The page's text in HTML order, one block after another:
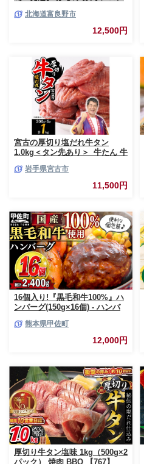
市 (相馬農園) メロン フルーツ
果物 新鮮 甘い 贈り物 ギフト
道産 ジューシー おやつ ふらの
北海道富良野市
12,500円
宮古の厚切り塩だれ牛タン
1.0kg＜タン先あり＞_牛たん 牛
厚切り牛タン【1181948】
岩手県宮古市
11,500円
16個入り!『黒毛和牛100%』ハ
ンバーグ(150g×16個) - ハンバ
個包装 小分け 人気 牛肉100%
黒毛和牛 冷凍 国産 おすすめ ラ
ンキング 和牛 お取り寄せ 焼く
産牛 総菜 甲佐町【価格改定】X
熊本県甲佐町
12,000円
厚切り牛タン塩味 1kg（500g×2
パック） 焼肉 BBQ 【767】